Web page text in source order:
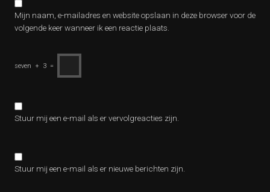
Mijn naam, e-mailadres en website opslaan in deze browser voor de
volgende keer wanneer ik een reactie plaats.
seven + 3 =
Stuur mij een e-mail als er vervolgreacties zijn.
Stuur mij een e-mail als er nieuwe berichten zijn.